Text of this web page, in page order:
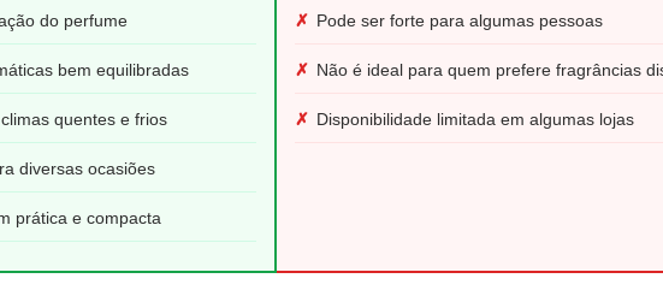
do perfume
bem equilibradas
quentes e frios
diversas ocasiões
prática e compacta
✗ Pode ser forte para algumas pessoas
✗ Não é ideal para quem prefere fragrâncias
✗ Disponibilidade limitada em algumas lojas